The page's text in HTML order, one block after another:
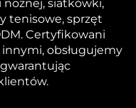
nożnej, siatkówki,
tenisowe, sprzęt
Certyfikowani
obsługujemy